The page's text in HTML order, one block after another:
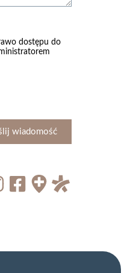
dostępu do
wiadomość